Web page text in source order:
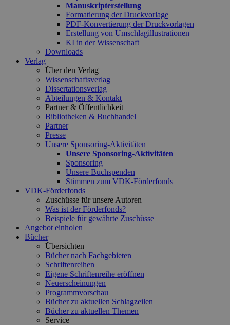
Manuskripterstellung
Formatierung der Druckvorlage
PDF-Konvertierung der Druckvorlagen
Erstellung von Umschlagillustrationen
KI in der Wissenschaft
Downloads
Verlag
Über den Verlag
Wissenschaftsverlag
Dissertationsverlag
Abteilungen & Kontakt
Partner & Öffentlichkeit
Bibliotheken & Buchhandel
Partner
Presse
Unsere Sponsoring-Aktivitäten
Unsere Sponsoring-Aktivitäten
Sponsoring
Unsere Buchspenden
Stimmen zum VDK-Förderfonds
VDK-Förderfonds
Zuschüsse für unsere Autoren
Was ist der Förderfonds?
Beispiele für gewährte Zuschüsse
Angebot einholen
Bücher
Übersichten
Bücher nach Fachgebieten
Schriftenreihen
Eigene Schriftenreihe eröffnen
Neuerscheinungen
Programmvorschau
Bücher zu aktuellen Schlagzeilen
Bücher zu aktuellen Themen
Service